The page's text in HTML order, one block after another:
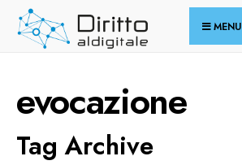
Skip
MENU
evocazione
Tag Archive